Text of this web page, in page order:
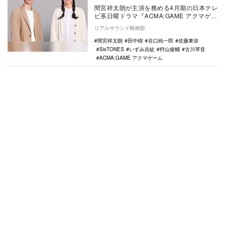
間宮祥太朗が主演を務める4月期の日本テレ
ビ系日曜ドラマ『ACMA:GAME アクマゲー
ム』の新キャストとして、SixTONESの…
リアルサウンド映画部
間宮祥太朗
田中樹 谷口純一郎
佐藤東弥
SixTONES
いずみ吉紘 狩山俊輔
古川琴音
ACMA:GAME アクマゲーム